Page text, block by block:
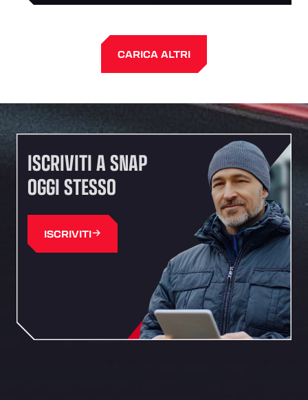
CARICA ALTRI
ISCRIVITI A SNAP
OGGI STESSO
ISCRIVITI